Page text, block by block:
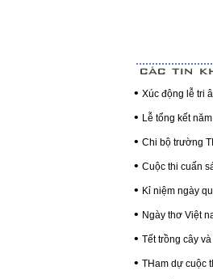
• Xúc động lễ tri
• Lễ tổng kết
• Chi bộ trường
• Cuộc thi cuấn
• Kỉ niệm ngày
• Ngày thơ Việt
• Tết trồng cây
• THam dự cuộc